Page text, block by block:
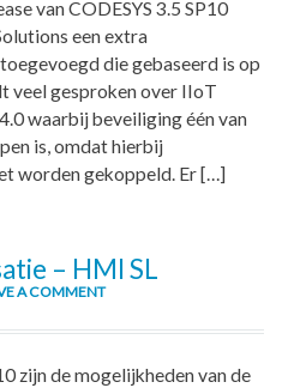
van CODESYS 3.5 SP10
een extra
die gebaseerd is op
veel gesproken over IIoT
waarbij beveiliging één van
is, omdat hierbij
worden gekoppeld. Er […]
– HMI SL
A COMMENT
zijn de mogelijkheden van de